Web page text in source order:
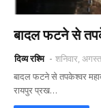
बादल फटने से
दिव्य रश्मि
शनिवार,
बादल फटने से तपकेश्वर
रायपुर प्रख…